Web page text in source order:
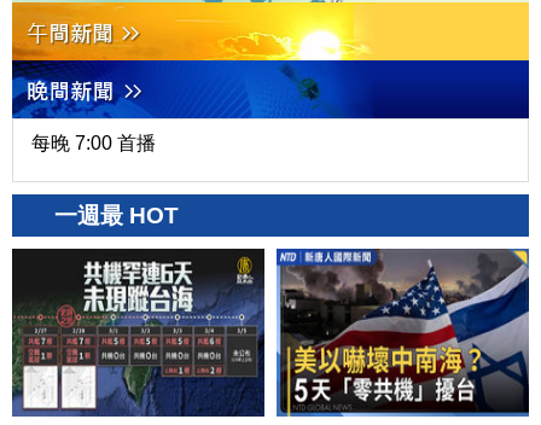
每晚 7:00 首播
一週最 HOT